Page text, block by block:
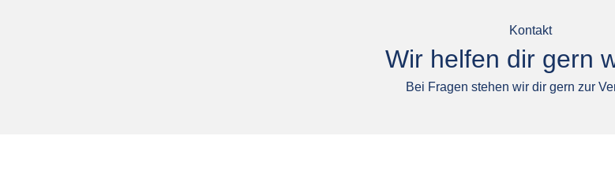
Kontakt
Wir helfen dir gern
Bei Fragen stehen wir dir gern zur